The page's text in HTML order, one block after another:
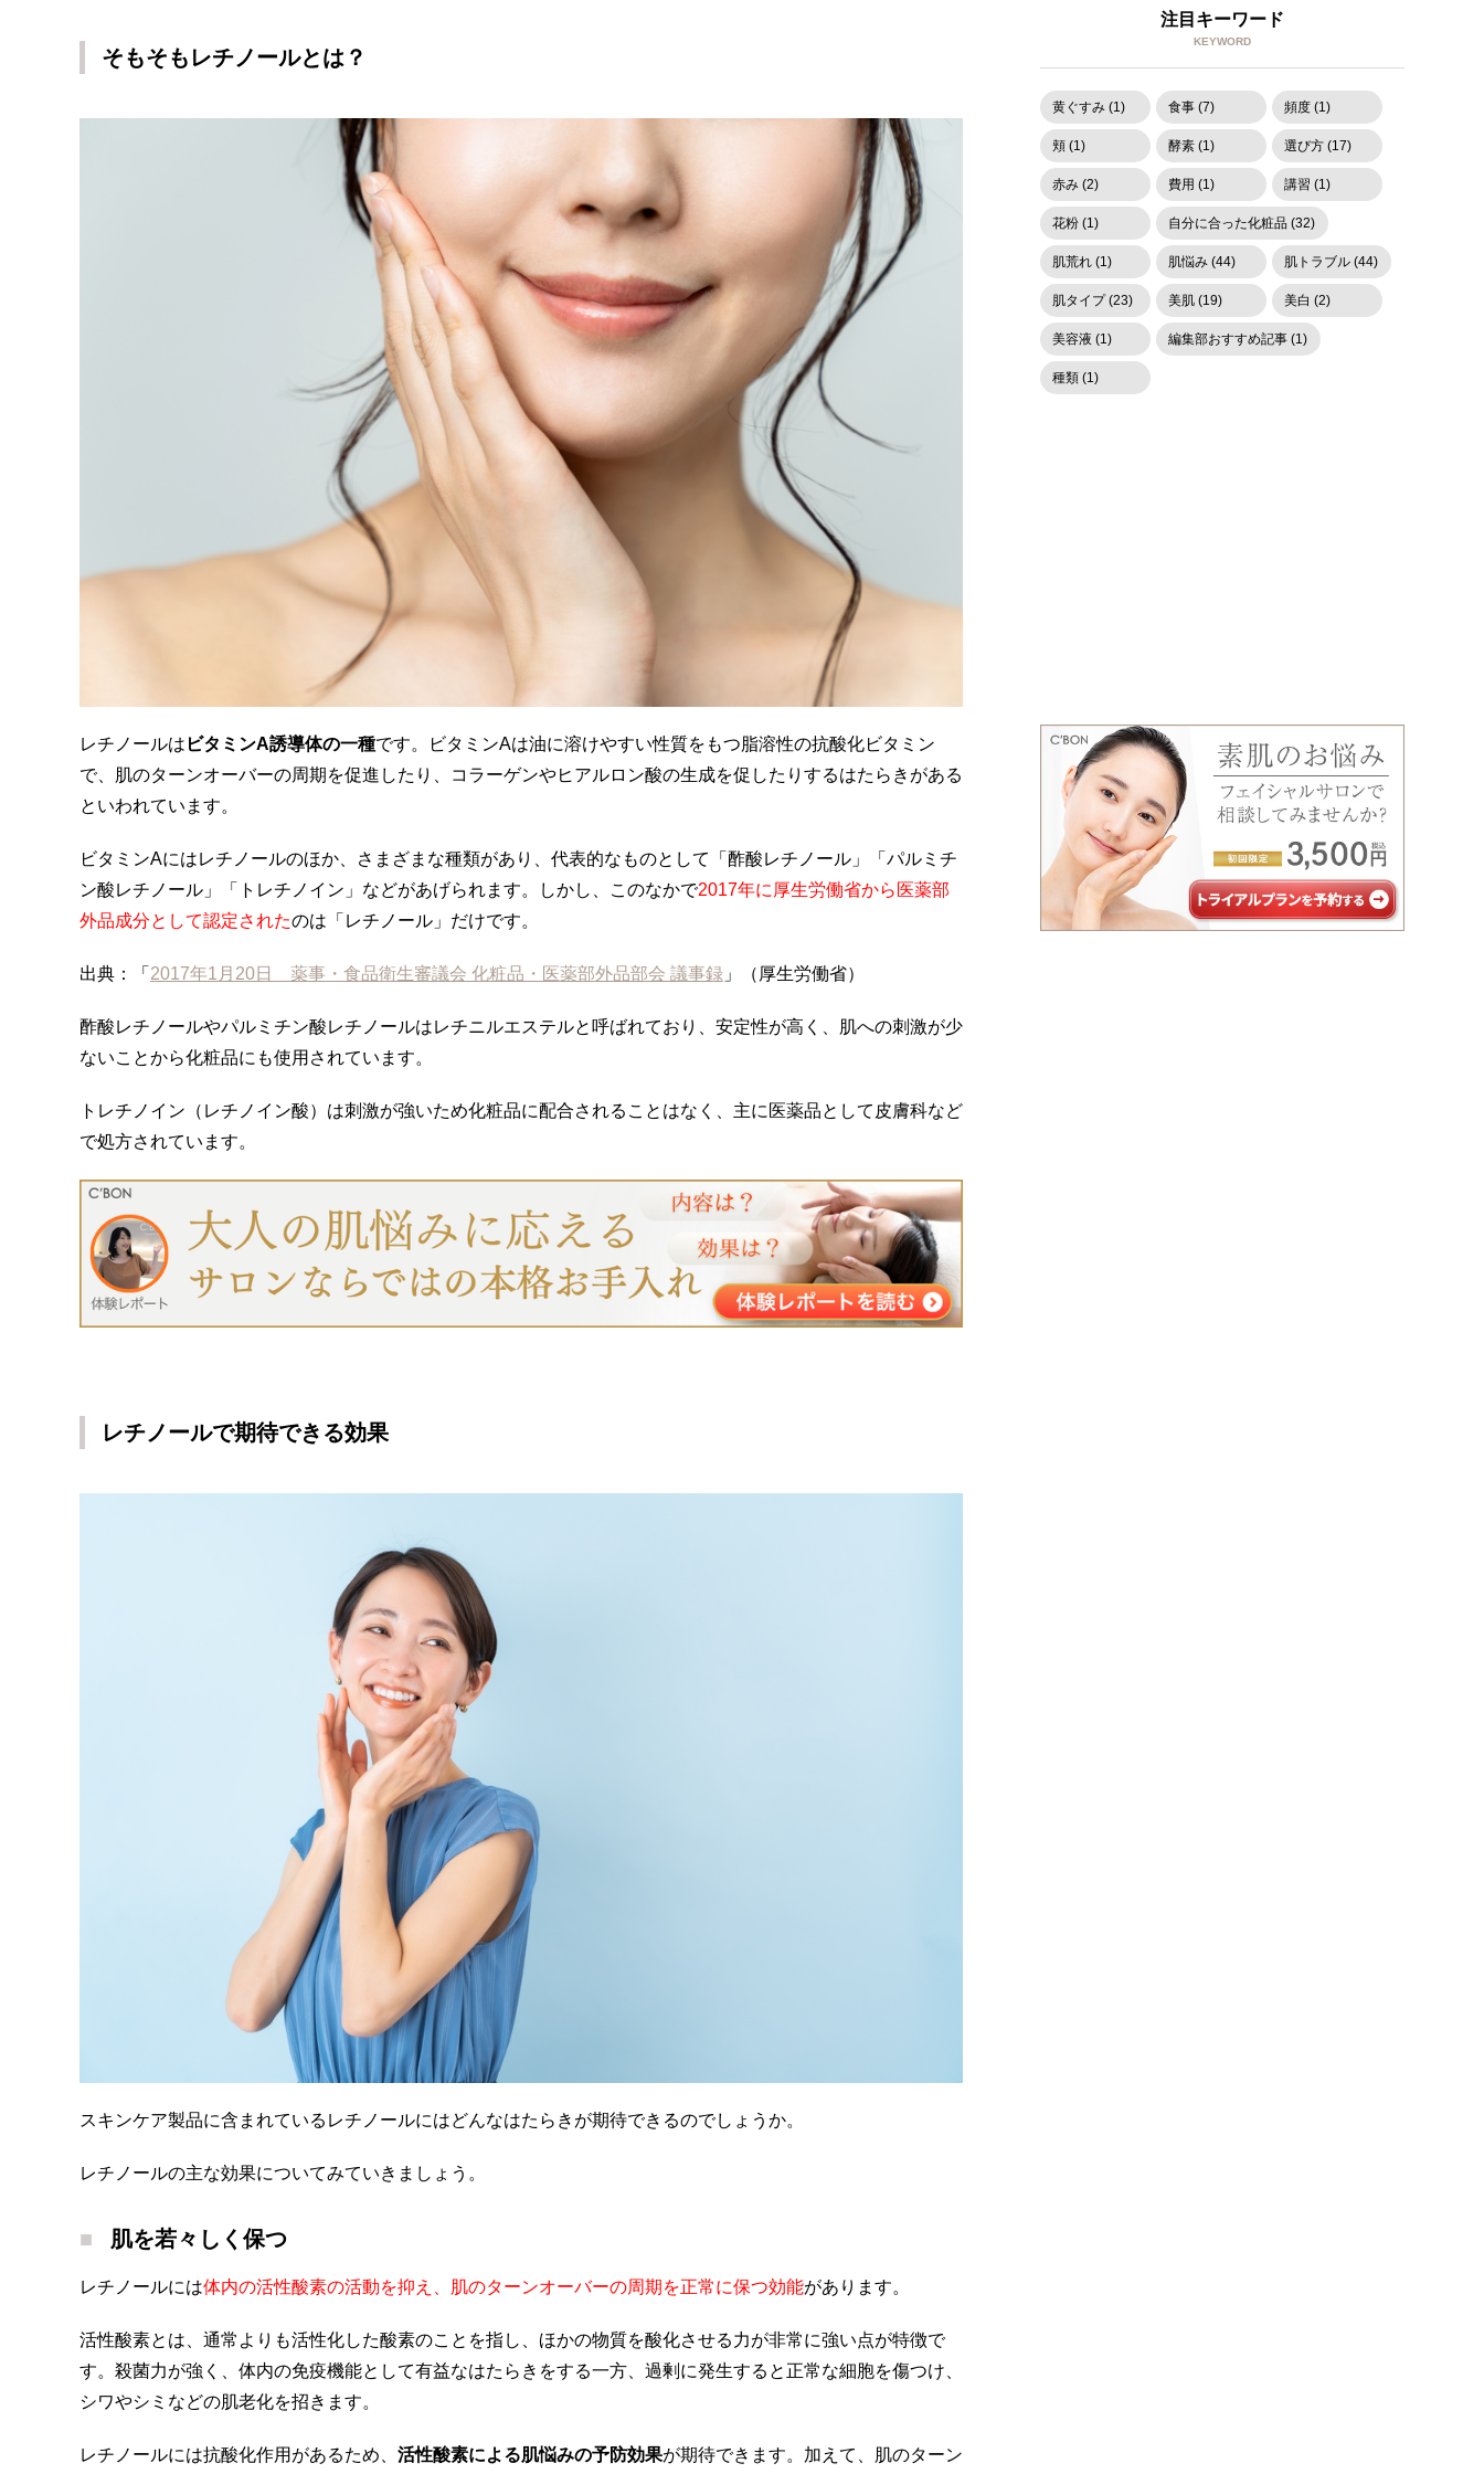
そもそもレチノールとは？
レチノールは ビタミンA誘導体の一種です。ビタミンAは油に溶けやすい性質をもつ脂溶性の抗酸化ビタミン
で、肌のターンオーバーの周期を促進したり、コラーゲンやヒアルロン酸の生成を促したりするはたらきがある
といわれています。
ビタミンAにはレチノールのほか、さまざまな種類があり、代表的なものとして「酢酸レチノール」「パルミチ
ン酸レチノール」「トレチノイン」などがあげられます。しかし、このなかで2017年に厚生労働省から医薬部
外品成分として認定されたのは「レチノール」だけです。
出典：「 2017年1月20日 薬事・食品衛生審議会 化粧品・医薬部外品部会 議事録 」（厚生労働省）
酢酸レチノールやパルミチン酸レチノールはレチニルエステルと呼ばれており、安定性が高く、肌への刺激が少
ないことから化粧品にも使用されています。
トレチノイン（レチノイン酸）は刺激が強いため化粧品に配合されることはなく、主に医薬品として皮膚科など
で処方されています。
レチノールで期待できる効果
スキンケア製品に含まれているレチノールにはどんなはたらきが期待できるのでしょうか。
レチノールの主な効果についてみていきましょう。
肌を若々しく保つ
レチノールには体内の活性酸素の活動を抑え、肌のターンオーバーの周期を正常に保つ効能があります。
活性酸素とは、通常よりも活性化した酸素のことを指し、ほかの物質を酸化させる力が非常に強い点が特徴で
す。殺菌力が強く、体内の免疫機能として有益なはたらきをする一方、過剰に発生すると正常な細胞を傷つけ、
シワやシミなどの肌老化を招きます。
レチノールには抗酸化作用があるため、 活性酸素による肌悩みの予防効果が期待できます。加えて、肌のターン
注目キーワード
KEYWORD
黄ぐすみ (1) 食事 (7) 頻度 (1)
頬 (1) 酵素 (1) 選び方 (17)
赤み (2) 費用 (1) 講習 (1)
花粉 (1) 自分に合った化粧品 (32)
肌荒れ (1) 肌悩み (44) 肌トラブル (44)
肌タイプ (23) 美肌 (19) 美白 (2)
美容液 (1) 編集部おすすめ記事 (1)
種類 (1)